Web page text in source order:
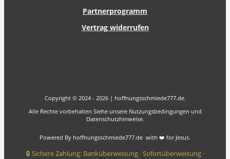
Partnerprogramm
Vertrag widerrufen
Copyright © 2024 - 2026 | hoffnungsschmiede777.de.
Alle Rechte vorbehalten Siehe unsere Nutzungsbedingungen und
Datenschutzhinweise.
Powered By hoffnungsschmiede777.de with ❤️ for Jesus.
🔒 Sichere Zahlung: Banküberweisung · Sofortüberweisung ·